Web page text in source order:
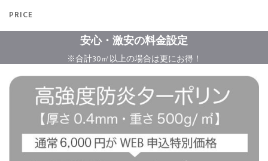
PRICE
安心・激安の料金設定
※合計30㎡以上の場合は更にお得！